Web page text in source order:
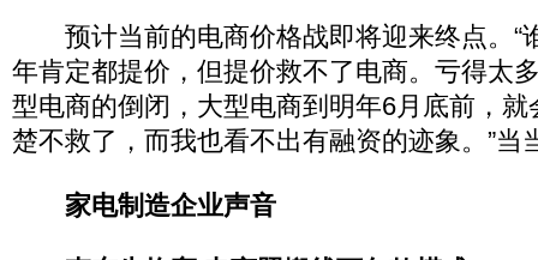
预计当前的电商价格战即将迎来终点。“
年肯定都提价，但提价救不了电商。亏得太
型电商的倒闭，大型电商到明年6月底前，
楚不救了，而我也看不出有融资的迹象。”当
家电制造企业声音